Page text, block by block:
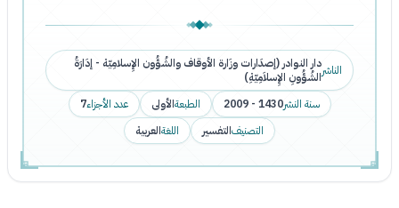
الناشردار النوادر (إصدَارات وزَارة الأوقاف والشُؤُون الإِسلامِيّة - إدَارَةُ
الشُؤُونِ الإِسلاَمِيّةِ)
سنة النشر1430 - 2009 الطبعةالأولى عدد الأجزاء7
التصنيفالتفسير اللغةالعربية